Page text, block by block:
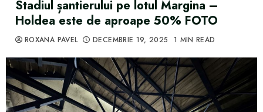
Stadiul șantierului pe lotul Margina –
Holdea este de aproape 50% FOTO
ROXANA PAVEL DECEMBRIE 19, 2025 1 MIN READ